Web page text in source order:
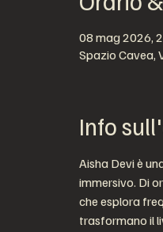
08 mag 2026,
Spazio Cavea,
Info
Aisha Devi è
immersivo. Di
che esplora
trasformano il